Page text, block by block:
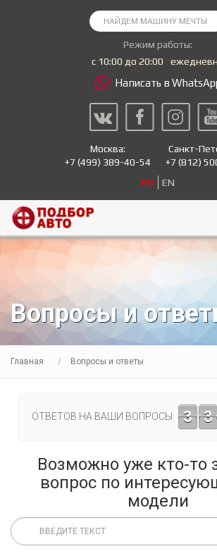
Режим работы:
с 10:00 до 20:00
Написать в
Москва:
+7 (499) 389-40-54
Санкт-
+7 (812)
RU
EN
Вопросы и
Главная Вопросы и ответы
ОТВЕТОВ НА ВАШИ ВОПРОСЫ 3 3
Возможно уже кто-то
вопрос по
модели